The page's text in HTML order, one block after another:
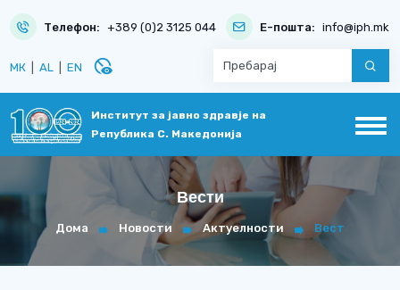
Телефон: +389 (0)2 3125 044 Е-пошта: info@iph.mk
МК AL EN disabled_visible
Институт за јавно здравје на
Република С. Македонија
Вести
Дома Новости Актуелности Вест